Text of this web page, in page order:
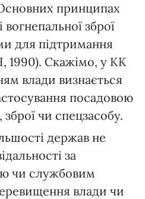
принципах
зброї
для підтримання
1990). Скажімо, у КК
влади визнається
посадовою
чи спецзасобу.
держав не
за
чи службовим
влади чи